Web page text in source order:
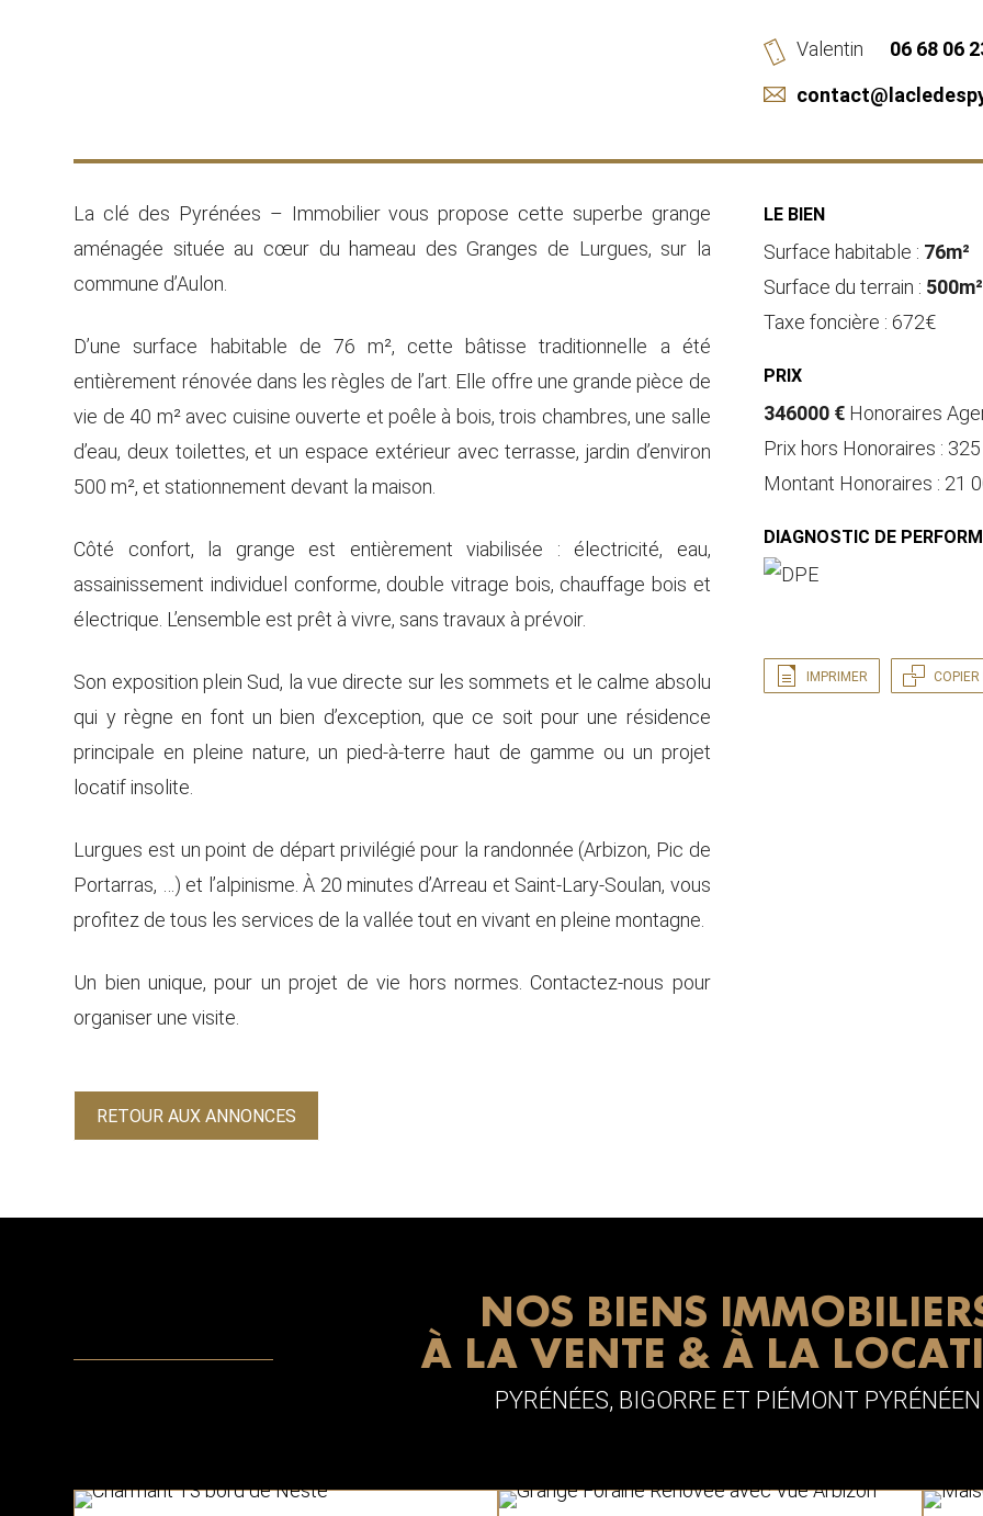
Valentin
06 68 06
La clé des Pyrénées – Immobilier vous propose cette superbe grange
aménagée située au cœur du hameau des Granges de Lurgues, sur la
commune d’Aulon.
D’une surface habitable de 76 m², cette bâtisse traditionnelle a été
entièrement rénovée dans les règles de l’art. Elle offre une grande pièce de
vie de 40 m² avec cuisine ouverte et poêle à bois, trois chambres, une salle
d’eau, deux toilettes, et un espace extérieur avec terrasse, jardin d’environ
500 m², et stationnement devant la maison.
Côté confort, la grange est entièrement viabilisée : électricité, eau,
assainissement individuel conforme, double vitrage bois, chauffage bois et
électrique. L’ensemble est prêt à vivre, sans travaux à prévoir.
Son exposition plein Sud, la vue directe sur les sommets et le calme absolu
qui y règne en font un bien d’exception, que ce soit pour une résidence
principale en pleine nature, un pied-à-terre haut de gamme ou un projet
locatif insolite.
Lurgues est un point de départ privilégié pour la randonnée (Arbizon, Pic de
Portarras, …) et l’alpinisme. À 20 minutes d’Arreau et Saint-Lary-Soulan, vous
profitez de tous les services de la vallée tout en vivant en pleine montagne.
Un bien unique, pour un projet de vie hors normes. Contactez-nous pour
organiser une visite.
RETOUR AUX ANNONCES
LE BIEN
Surface habitable : 76m²
Surface du terrain : 500m²
Taxe foncière : 672€
PRIX
346000 € Honoraires
Prix hors Honoraires :
Montant Honoraires : 21
DIAGNOSTIC DE
IMPRIMER COPIER
NOS BIENS
À LA VENTE & À LA
PYRÉNÉES, BIGORRE ET PIÉMONT PYRÉNÉEN